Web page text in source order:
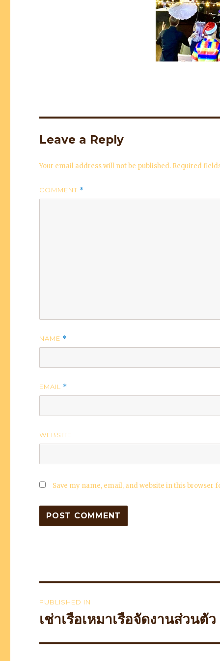
Leave a Reply
Your email address will not be published. Required
COMMENT *
NAME *
EMAIL *
WEBSITE
Save my name, email, and website in this browser
navigation
PUBLISHED IN
เช่าเรือเหมาเรือจัดงานส่วนตัว